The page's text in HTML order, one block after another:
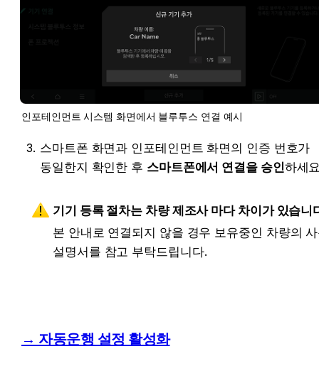
인포테인먼트 시스템 화면에서 블루투스 연결 예시
스마트폰 화면과 인포테인먼트 화면의 인증 번호가
동일한지 확인한 후 스마트폰에서 연결을 승인하세
기기 등록 절차는 차량 제조사 마다 차이가 있습니
본 안내로 연결되지 않을 경우 보유중인 차량의
설명서를 참고 부탁드립니다.
→ 자동운행 설정 활성화